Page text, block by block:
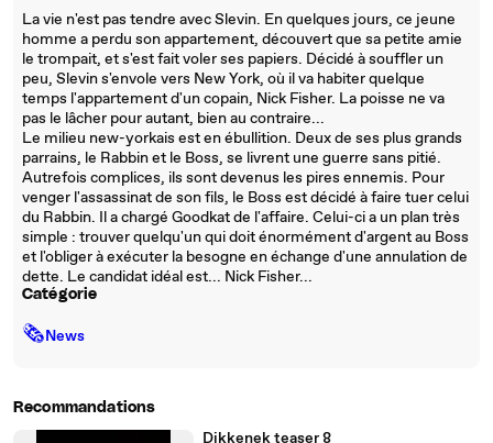
La vie n'est pas tendre avec Slevin. En quelques jours, ce jeune
homme a perdu son appartement, découvert que sa petite amie
le trompait, et s'est fait voler ses papiers. Décidé à souffler un
peu, Slevin s'envole vers New York, où il va habiter quelque
temps l'appartement d'un copain, Nick Fisher. La poisse ne va
pas le lâcher pour autant, bien au contraire...
Le milieu new-yorkais est en ébullition. Deux de ses plus grands
parrains, le Rabbin et le Boss, se livrent une guerre sans pitié.
Autrefois complices, ils sont devenus les pires ennemis. Pour
venger l'assassinat de son fils, le Boss est décidé à faire tuer celui
du Rabbin. Il a chargé Goodkat de l'affaire. Celui-ci a un plan très
simple : trouver quelqu'un qui doit énormément d'argent au Boss
et l'obliger à exécuter la besogne en échange d'une annulation de
dette. Le candidat idéal est... Nick Fisher...
Catégorie
🗞News
Recommandations
Dikkenek teaser 8